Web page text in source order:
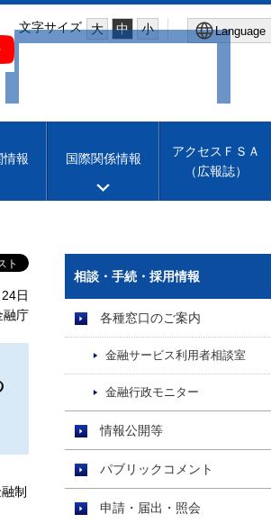
文字サイズ 大 中 小 Language
Machine translation
情報 国際関係情報
アクセスＦＳＡ
（広報誌）
日
融庁
制
相談・手続・採用情報
各種窓口のご案内
金融サービス利用者相談室
金融行政モニター
情報公開等
パブリックコメント
申請・届出・照会